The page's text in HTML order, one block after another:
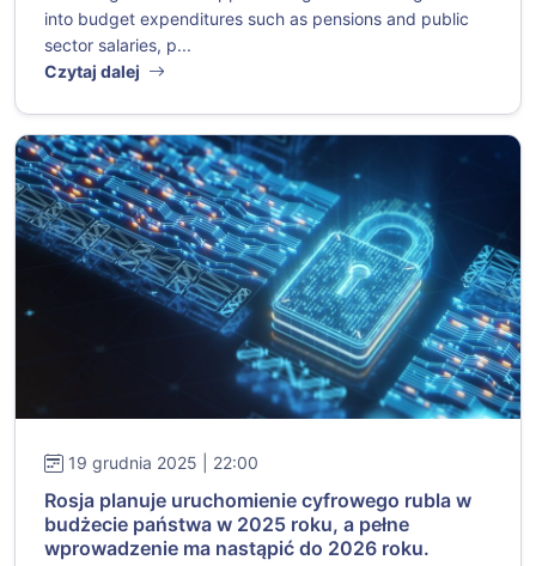
into budget expenditures such as pensions and public
sector salaries, p...
Czytaj dalej
19 grudnia 2025 | 22:00
Rosja planuje uruchomienie cyfrowego rubla w
budżecie państwa w 2025 roku, a pełne
wprowadzenie ma nastąpić do 2026 roku.